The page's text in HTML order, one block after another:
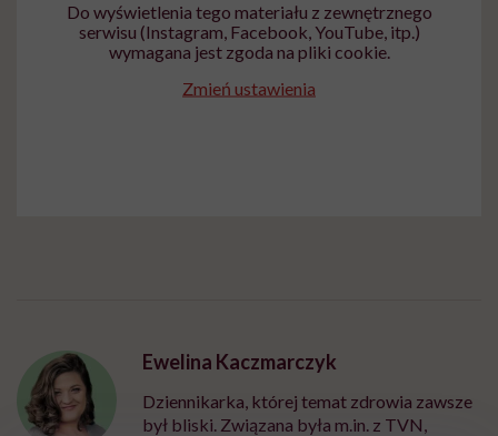
Do wyświetlenia tego materiału z zewnętrznego
serwisu (Instagram, Facebook, YouTube, itp.)
wymagana jest zgoda na pliki cookie.
Zmień ustawienia
Ewelina Kaczmarczyk
Dziennikarka, której temat zdrowia zawsze
był bliski. Związana była m.in. z TVN,